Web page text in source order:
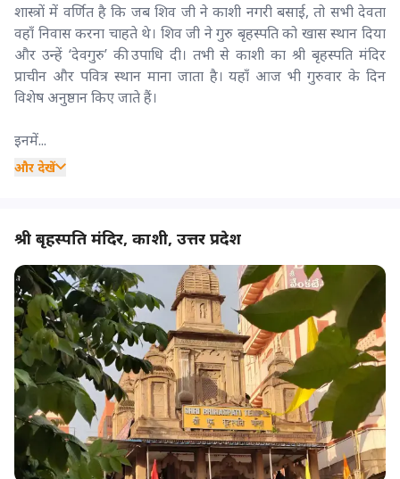
शास्त्रों में वर्णित है कि जब शिव जी ने काशी नगरी बसाई, तो सभी देवता
वहाँ निवास करना चाहते थे। शिव जी ने गुरु बृहस्पति को खास स्थान दिया
और उन्हें ‘देवगुरु’ की उपाधि दी। तभी से काशी का श्री बृहस्पति मंदिर
प्राचीन और पवित्र स्थान माना जाता है। यहाँ आज भी गुरुवार के दिन
विशेष अनुष्ठान किए जाते हैं।
इनमें...
और देखें
श्री बृहस्पति मंदिर, काशी, उत्तर प्रदेश